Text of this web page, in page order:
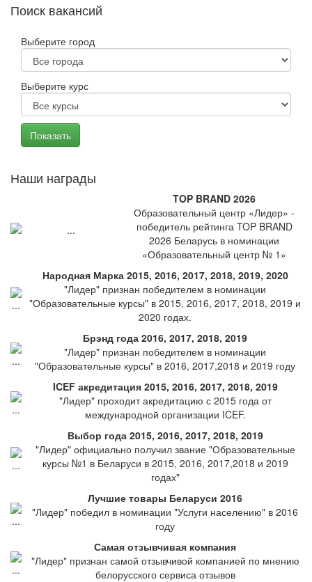
Поиск вакансий
Выберите город
Выберите курс
Наши награды
TOP BRAND 2026
Образовательный центр «Лидер» -
победитель рейтинга TOP BRAND
2026 Беларусь в номинации
«Образовательный центр № 1»
Народная Марка 2015, 2016, 2017, 2018, 2019, 2020
"Лидер" признан победителем в номинации
"Образовательные курсы" в 2015, 2016, 2017, 2018, 2019 и
2020 годах.
Брэнд года 2016, 2017, 2018, 2019
"Лидер" признан победителем в номинации
"Образовательные курсы" в 2016, 2017,2018 и 2019 году
ICEF акредитация 2015, 2016, 2017, 2018, 2019
"Лидер" проходит акредитацию с 2015 года от
международной организации ICEF.
Выбор года 2015, 2016, 2017, 2018, 2019
"Лидер" официально получил звание "Образовательные
курсы №1 в Беларуси в 2015, 2016, 2017,2018 и 2019
годах"
Лучшие товары Беларуси 2016
"Лидер" победил в номинации "Услуги населению" в 2016
году
Самая отзывчивая компания
"Лидер" признан самой отзывчивой компанией по мнению
белорусского сервиса отзывов